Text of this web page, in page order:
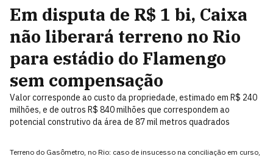
Em disputa de R$ 1 bi, Caixa
não liberará terreno no Rio
para estádio do Flamengo
sem compensação
Valor corresponde ao custo da propriedade, estimado em R$ 240
milhões, e de outros R$ 840 milhões que correspondem ao
potencial construtivo da área de 87 mil metros quadrados
Terreno do Gasômetro, no Rio: caso de insucesso na conciliação em curso,